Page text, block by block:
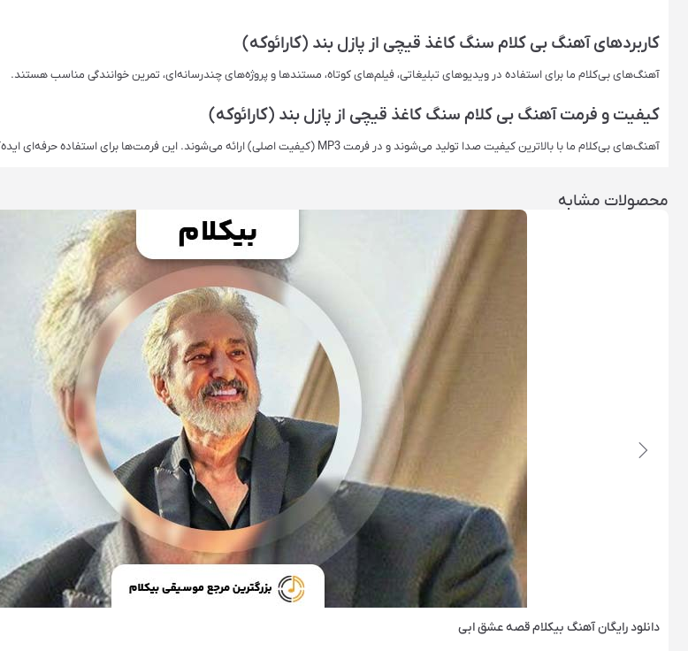
کاربردهای آهنگ بی کلام سنگ کاغذ قیچی از پازل بند (کارائوکه)
آهنگ‌های بی‌کلام ما برای استفاده در ویدیوهای تبلیغاتی، فیلم‌های کوتاه، مستندها و پروژه‌های چندرسانه‌ای، تمرین خوانندگی مناسب هستند.
کیفیت و فرمت آهنگ بی کلام سنگ کاغذ قیچی از پازل بند (کارائوکه)
آهنگ‌های بی‌کلام ما با بالاترین کیفیت صدا تولید می‌شوند و در فرمت‌ MP3 (کیفیت اصلی) ارائه می‌شوند. این فرمت‌ها برای استفاده حرفه‌ای ایده‌آل هستند.
محصولات مشابه
دانلود رایگان آهنگ‌ بیکلام قصه عشق ابی